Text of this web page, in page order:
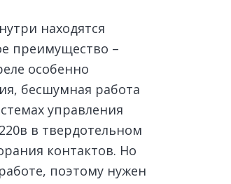
находятся
преимущество –
особенно
бесшумная работа
управления
в твердотельном
контактов. Но
поэтому нужен